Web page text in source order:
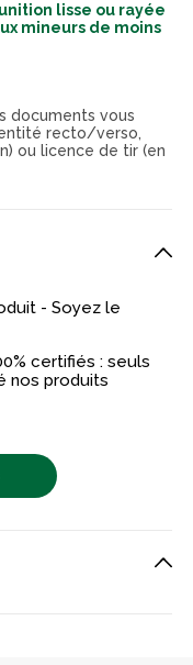
lisse ou rayée
mineurs de moins
documents vous
recto/verso,
ou licence de tir (en
- Soyez le
certifiés : seuls
nos produits